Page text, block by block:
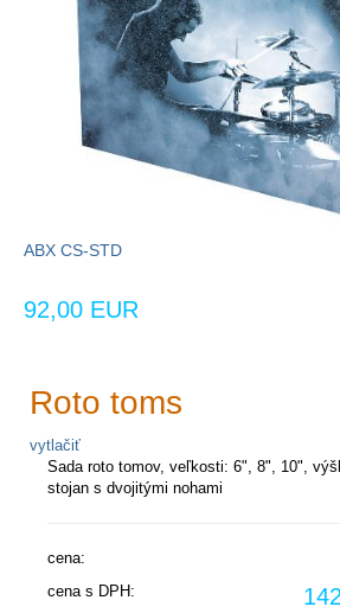
ABX CS-STD
92,00 EUR
Roto toms
vytlačiť
Sada roto tomov, veľkosti: 6", 8", 10",
stojan s dvojitými nohami
cena:
cena s DPH: